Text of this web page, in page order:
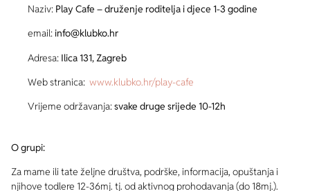
Naziv: Play Cafe – druženje roditelja i djece 1-3 godine
email:info@klubko.hr
Adresa: Ilica 131, Zagreb
Web stranica: www.klubko.hr/play-cafe
Vrijeme održavanja:svake druge srijede 10-12h
O grupi:
Za mame ili tate željne društva, podrške, informacija, opuštanja i
njihove todlere 12-36mj. tj. od aktivnog prohodavanja (do 18mj.).